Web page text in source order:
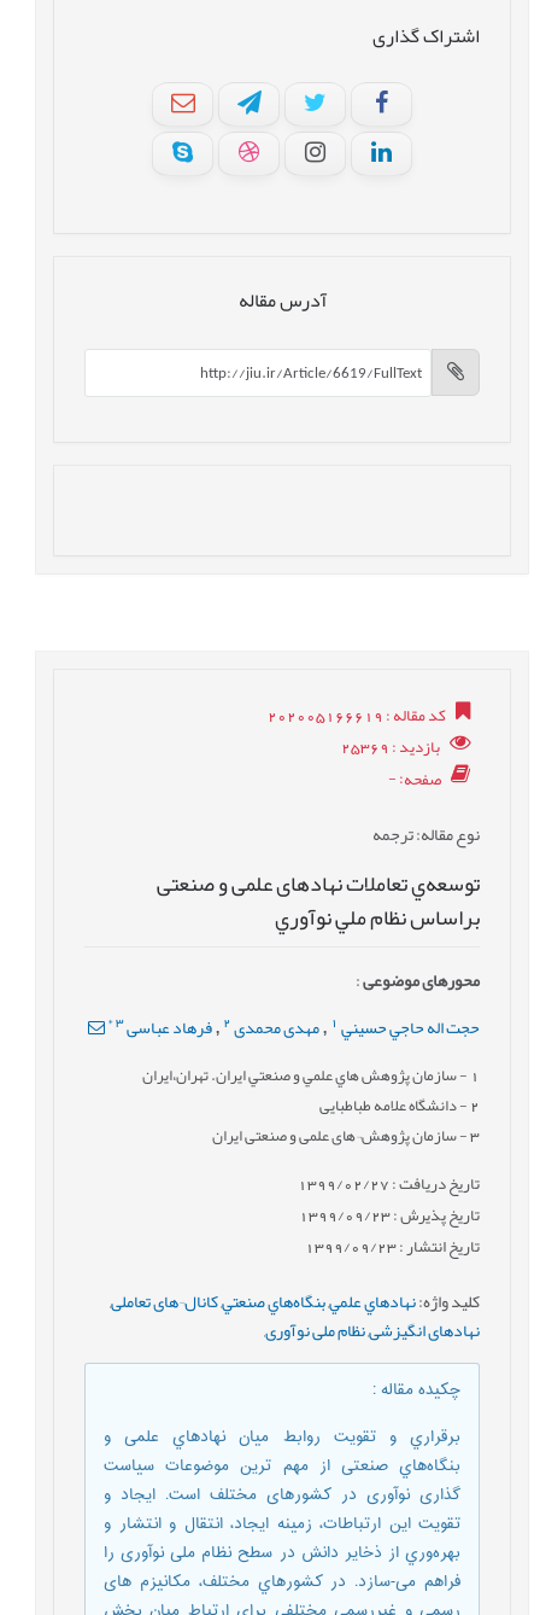
اشتراک گذاری
آدرس مقاله
کد مقاله: 202005166619
بازدید: 25369
صفحه: -
نوع مقاله: ترجمه
توسعه‌ي تعاملات نهادهای علمی و صنعتی
براساس نظام ملي نوآوري
محورهای موضوعی:
حجت اله حاجي حسيني , مهدی محمدی 2
, فرهاد عباسی 3
*
- سازمان پژوهش هاي علمي و صنعتي ايران. تهران،ايران
2- دانشگاه علامه طباطبایی
3- سازمان پژوهش¬های علمی و صنعتی ایران
تاریخ دریافت : 1399/02/27
تاریخ پذیرش : 1399/09/23
تاریخ انتشار : 1399/09/23
کلید واژه:نهادهاي علمي,بنگاه‌هاي صنعتي,کانال¬های تعاملی,
نهادهای انگیزشی,نظام ملی نوآوری,
چکیده مقاله:
برقراري و تقويت روابط میان نهادهاي علمی و
بنگاه‌هاي صنعتی از مهم ترین موضوعات سیاست
گذاری نوآوری در کشورهای مختلف است. ایجاد و
تقويت اين ارتباطات، زمینه ايجاد، انتقال و انتشار و
بهره‌وري از ‌ذخاير دانش در سطح نظام ملی نوآوری را
فراهم می-سازد. در كشورهاي مختلف، مکانیزم های